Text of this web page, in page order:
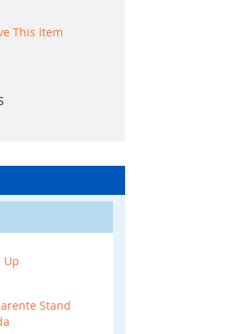
This Item
Up
Stand